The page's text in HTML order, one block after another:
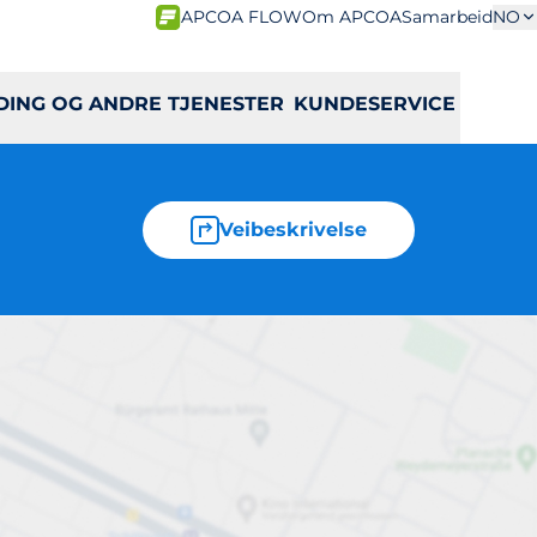
APCOA FLOWOm APCOASamarbeidNO
OG ANDRE TJENESTER KUNDESERVICE
Veibeskrivelse